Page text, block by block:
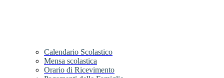
Calendario Scolastico
Mensa scolastica
Orario di Ricevimento